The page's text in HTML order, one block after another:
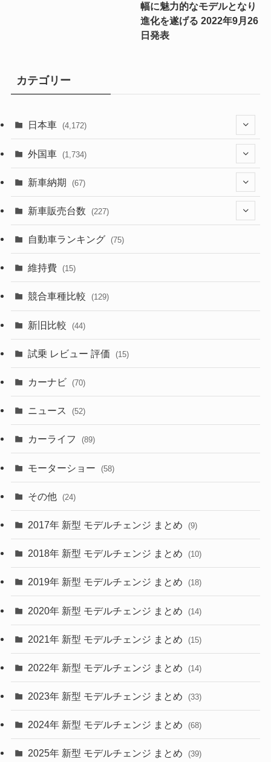
幅に魅力的なモデルとなり
進化を遂げる 2022年9月26
日発表
カテゴリー
日本車 (4,172)
(1,321)
(329)
(357)
(328)
(253)
外国車 (1,734)
(242)
(85)
(84)
(50)
(43)
(6)
(9)
(30)
(27)
(58)
(28)
(27)
(26)
(10)
(35)
(10)
(9)
(22)
(4)
(9)
新車納期 (67)
(28)
(8)
(3)
(3)
新車販売台数 (227)
(21)
(5)
(7)
自動車ランキング (75)
維持費 (15)
競合車種比較 (129)
新旧比較 (44)
試乗 レビュー 評価 (15)
カーナビ (70)
ニュース (52)
カーライフ (89)
モーターショー (58)
その他 (24)
2017年 新型 モデルチェンジ まとめ (9)
2018年 新型 モデルチェンジ まとめ (10)
2019年 新型 モデルチェンジ まとめ (18)
2020年 新型 モデルチェンジ まとめ (14)
2021年 新型 モデルチェンジ まとめ (15)
2022年 新型 モデルチェンジ まとめ (14)
2023年 新型 モデルチェンジ まとめ (33)
2024年 新型 モデルチェンジ まとめ (68)
2025年 新型 モデルチェンジ まとめ (39)